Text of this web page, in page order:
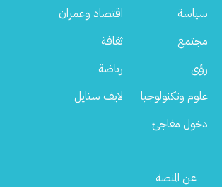
سياسة
اقتصاد وعمران
مجتمع
ثقافة
رؤى
رياضة
علوم وتكنولوجيا
لايف ستايل
دخول مفاجئ
Footer
عن المنصة